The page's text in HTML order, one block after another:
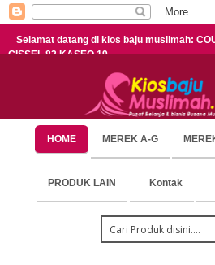
Selamat datang di kios baju muslimah:
GISSEL 82 KASEO 19
HOME MEREK A-G
PRODUK LAIN Kontak